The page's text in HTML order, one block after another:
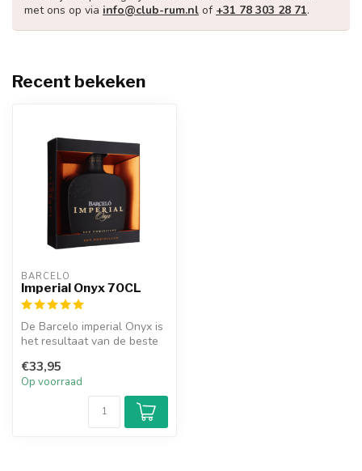
met ons op via info@club-rum.nl of +31 78 303 28 71.
Recent bekeken
BARCELO
Imperial Onyx 70CL
De Barcelo imperial Onyx is
het resultaat van de beste
€33,95
Op voorraad